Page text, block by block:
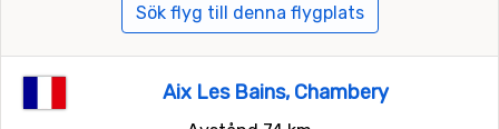
Sök flyg till denna flygplats
Aix Les Bains, Chambery